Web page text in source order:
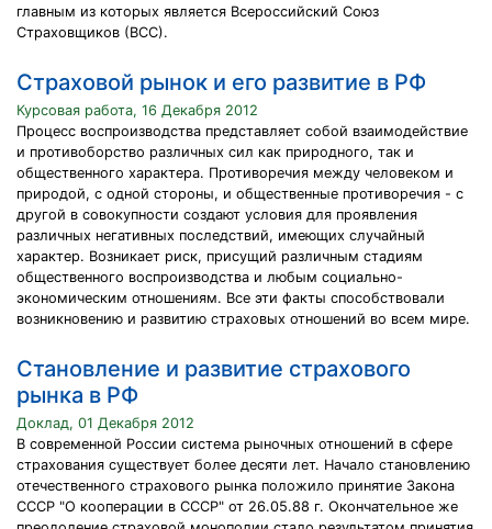
главным из которых является Всероссийский Союз
Страховщиков (ВСС).
Страховой рынок и его развитие в РФ
Курсовая работа, 16 Декабря 2012
Процесс воспроизводства представляет собой взаимодействие
и противоборство различных сил как природного, так и
общественного характера. Противоречия между человеком и
природой, с одной стороны, и общественные противоречия - с
другой в совокупности создают условия для проявления
различных негативных последствий, имеющих случайный
характер. Возникает риск, присущий различным стадиям
общественного воспроизводства и любым социально-
экономическим отношениям. Все эти факты способствовали
возникновению и развитию страховых отношений во всем мире.
Становление и развитие страхового
рынка в РФ
Доклад, 01 Декабря 2012
В современной России система рыночных отношений в сфере
страхования существует более десяти лет. Начало становлению
отечественного страхового рынка положило принятие Закона
СССР "О кооперации в СССР" от 26.05.88 г. Окончательное же